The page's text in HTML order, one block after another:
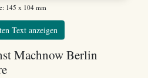
145 x 104 mm
Text anzeigen
Machnow Berlin